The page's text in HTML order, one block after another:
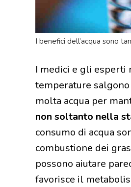
I benefici dell’acqua sono
I medici e gli esperti
temperature
molta acqua per
non soltanto nella
consumo di acqua
combustione dei
possono aiutare
favorisce il